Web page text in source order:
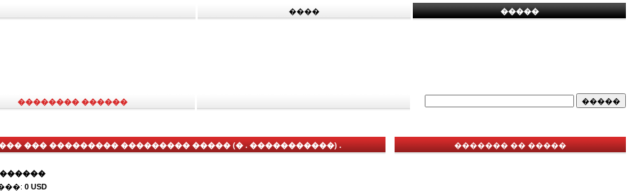
���� �����
�������� ������
��� ��������� ��������� ����� (� . �����������) .
0 USD
������� �� �����